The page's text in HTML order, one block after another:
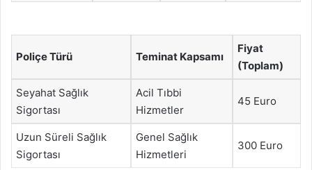
Poliçe Türü Teminat Kapsamı
Fiyat
(Toplam)
Seyahat Sağlık
Sigortası
Acil Tıbbi
Hizmetler
45 Euro
Uzun Süreli Sağlık
Sigortası
Genel Sağlık
Hizmetleri
300 Euro